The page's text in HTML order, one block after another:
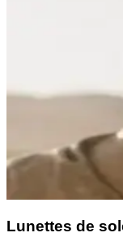
Lunettes de